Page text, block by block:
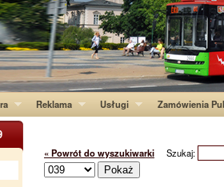
Reklama Usługi Zamówienia
« Powrót do wyszukiwarki Szukaj: